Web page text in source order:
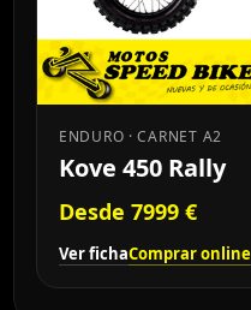
ENDURO · CARNET A2
Kove 450 Rally
Desde 7999 €
Ver fichaComprar online